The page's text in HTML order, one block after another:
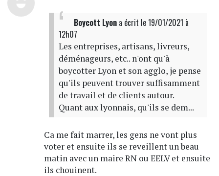
Boycott Lyona écrit le 19/01/2021 à
12h07
Les entreprises, artisans, livreurs,
déménageurs, etc.. n'ont qu'à
boycotter Lyon et son agglo, je pense
qu'ils peuvent trouver suffisamment
de travail et de clients autour.
Quant aux lyonnais, qu'ils se dem...
Ca me fait marrer, les gens ne vont plus
voter et ensuite ils se reveillent un beau
matin avec un maire RN ou EELV et ensuite
ils chouinent.